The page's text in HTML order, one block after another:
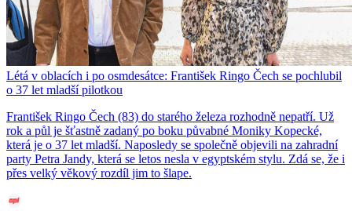
Létá v oblacích i po osmdesátce: František Ringo Čech se pochlubil
o 37 let mladší pilotkou
František Ringo Čech (83) do starého železa rozhodně nepatří. Už
rok a půl je šťastně zadaný po boku půvabné Moniky Kopecké,
která je o 37 let mladší. Naposledy se společně objevili na zahradní
party Petra Jandy, která se letos nesla v egyptském stylu. Zdá se, že i
přes velký věkový rozdíl jim to šlape.